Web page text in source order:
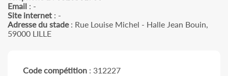
Email : -
Site internet : -
Adresse du stade: Rue Louise Michel - Halle Jean Bouin,
59000 LILLE
Code compétition : 312227